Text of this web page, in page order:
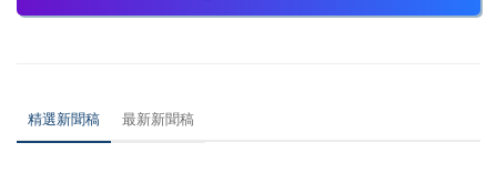
精選新聞稿 最新新聞稿